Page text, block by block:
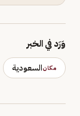
وَرَد في الخبر
مكانالسعودية